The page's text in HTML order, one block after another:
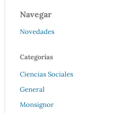
Navegar
Novedades
Categorías
Ciencias Sociales
General
Monsignor